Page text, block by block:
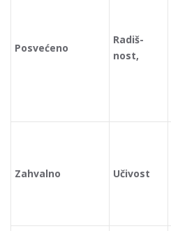
Posvećeno
Radiš-
nost,
Zahvalno Učivost